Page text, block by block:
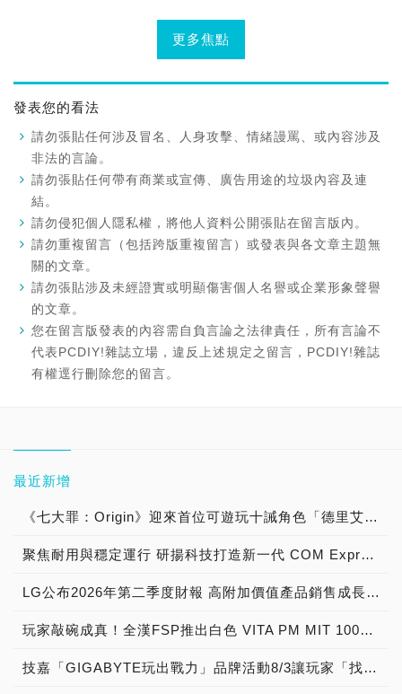
更多焦點
發表您的看法
請勿張貼任何涉及冒名、人身攻擊、情緒謾罵、或內容涉及
非法的言論。
請勿張貼任何帶有商業或宣傳、廣告用途的垃圾內容及連
結。
請勿侵犯個人隱私權，將他人資料公開張貼在留言版內。
請勿重複留言（包括跨版重複留言）或發表與各文章主題無
關的文章。
請勿張貼涉及未經證實或明顯傷害個人名譽或企業形象聲譽
的文章。
您在留言版發表的內容需自負言論之法律責任，所有言論不
代表PCDIY!雜誌立場，違反上述規定之留言，PCDIY!雜誌
有權逕行刪除您的留言。
最近新增
《七大罪：Origin》迎來首位可遊玩十誡角色「德里艾利」
聚焦耐用與穩定運行 研揚科技打造新一代 COM Express Type 6 模組
LG公布2026年第二季度財報 高附加價值產品銷售成長與成本競爭力提升，營業獲利年增 147%
玩家敲碗成真！全漢FSP推出白色 VITA PM MIT 1000W 靜音電源純白上市！ MIT 白金電源首度披上純白戰袍，支援 ATX 3.1、PCIe 5.1，10年保固！
技嘉「GIGABYTE玩出戰力」品牌活動8/3讓玩家「找到專屬配備」